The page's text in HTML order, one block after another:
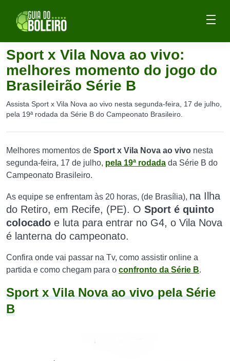
Sport x Vila Nova ao vivo:
melhores momento do jogo do
Brasileirão Série B
Assista Sport x Vila Nova ao vivo nesta segunda-feira, 17 de julho,
pela 19ª rodada da Série B do Campeonato Brasileiro.
Melhores momentos de Sport x Vila Nova ao vivo nesta
segunda-feira, 17 de julho, pela 19ª rodada da Série B do
Campeonato Brasileiro.
As equipe se enfrentam às 20 horas, (de Brasília), na Ilha
do Retiro, em Recife, (PE). O Sport é quinto
colocado e luta para entrar no G4, o Vila Nova
é lanterna do campeonato.
Confira onde vai passar na Tv, como assistir online a
partida e como chegam para o confronto da Série B.
Sport x Vila Nova ao vivo pela Série
B